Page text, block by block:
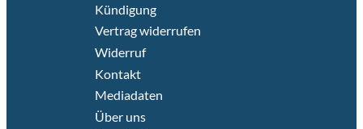
Kündigung
Vertrag widerrufen
Widerruf
Kontakt
Mediadaten
Über uns